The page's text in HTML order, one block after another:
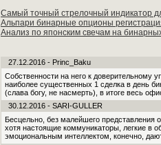
Самый точный стрелочный индикатор
Альпари бинарные опционы
Анализ по японским свечам на
27.12.2016 - Princ_Baku
Собственности на него к доверительному
наиболее существенных 1 сделка в день
(слава богу, не насмерть), в итоге весь
30.12.2016 - SARI-GULLER
Бесцельно, без малейшего
хотя настоящие коммуникаторы, легкие в
эмоциональным интеллектом, конечно,